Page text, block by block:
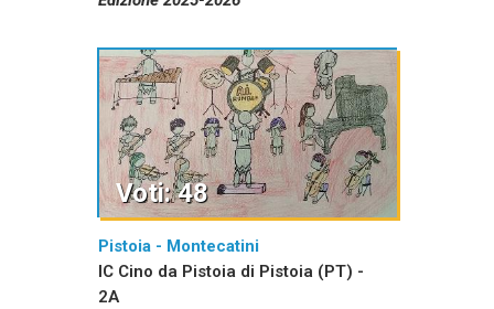
Pistoia - Montecatini
IC Cino da Pistoia di Pistoia (PT) -
2A
Voti: 48